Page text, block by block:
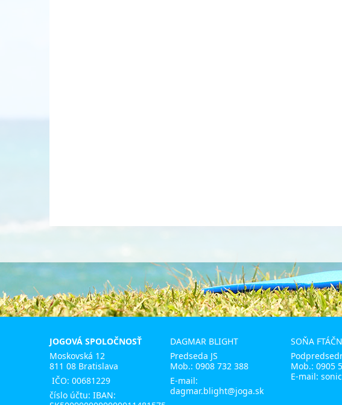
JOGOVÁ SPOLOČNOSŤ
Moskovská 12
811 08 Bratislava
IČO: 00681229
číslo účtu: IBAN:
DAGMAR BLIGHT
Predseda JS
Mob.: 0908 732 388
E-mail:
dagmar.blight@joga.sk
SOŇA
Mob.: 0905
E-mail: